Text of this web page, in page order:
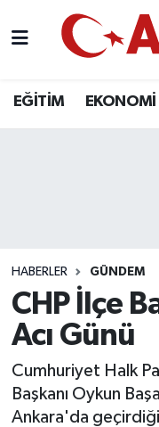
EĞİTİM EKONOMİ
HABERLER GÜNDEM
CHP İlçe
Acı Günü
Cumhuriyet Halk
Başkanı Oykun
Ankara'da geçirdiği